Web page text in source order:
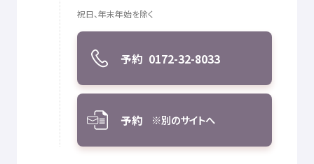
祝日、年末年始を除く
予約 0172-32-8033
予約 ※別のサイトへ